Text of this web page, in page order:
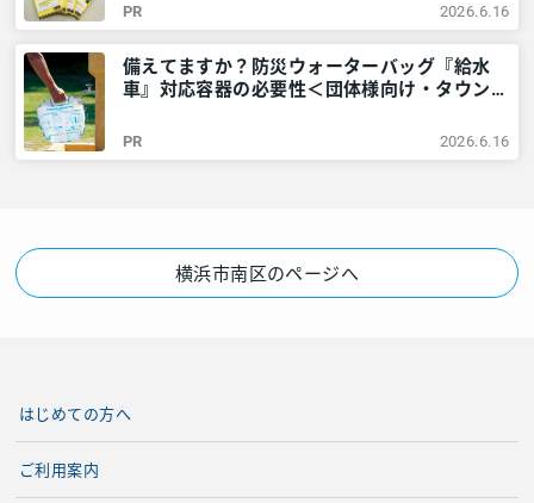
アリア
PR 2026.6.16
備えてますか？防災ウォーターバッグ『給水
車』対応容器の必要性＜団体様向け・タウンニ
多摩のご近所情報 – レアリア
PR 2026.6.16
横浜市南区のページへ
はじめての方へ
ご利用案内